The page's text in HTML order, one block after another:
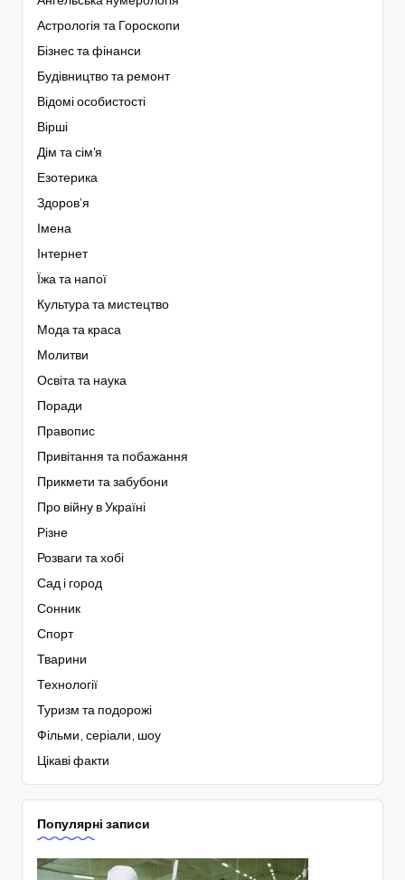
Астрологія та Гороскопи
Бізнес та фінанси
Будівництво та ремонт
Відомі особистості
Вірші
Дім та сім'я
Езотерика
Здоров’я
Імена
Інтернет
Їжа та напої
Культура та мистецтво
Мода та краса
Молитви
Освіта та наука
Поради
Правопис
Привітання та побажання
Прикмети та забубони
Про війну в Україні
Різне
Розваги та хобі
Сад і город
Сонник
Спорт
Тварини
Технології
Туризм та подорожі
Фільми, серіали, шоу
Цікаві факти
Популярні записи